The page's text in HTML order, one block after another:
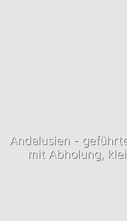
Andalusien -
mit Abholung,